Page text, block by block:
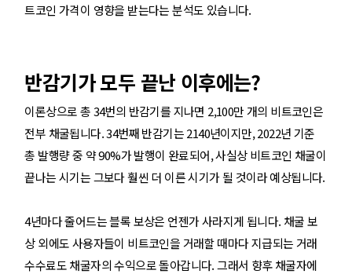
트코인 가격이 영향을 받는다는 분석도 있습니다.
반감기가 모두 끝난 이후에는?
이론상으로 총 34번의 반감기를 지나면 2,100만 개의 비트코인은
전부 채굴됩니다. 34번째 반감기는 2140년이지만, 2022년 기준
총 발행량 중 약 90%가 발행이 완료되어, 사실상 비트코인 채굴이
끝나는 시기는 그보다 훨씬 더 이른 시기가 될 것이라 예상됩니다.
4년마다 줄어드는 블록 보상은 언젠가 사라지게 됩니다. 채굴 보
상 외에도 사용자들이 비트코인을 거래할 때마다 지급되는 거래
수수료도 채굴자의 수익으로 돌아갑니다. 그래서 향후 채굴자에